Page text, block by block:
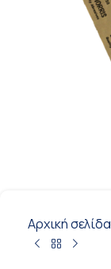
Αρχική σελίδα